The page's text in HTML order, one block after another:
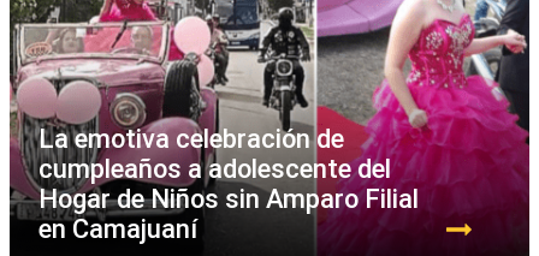
La emotiva celebración de
cumpleaños a adolescente del
Hogar de Niños sin Amparo Filial
en Camajuaní